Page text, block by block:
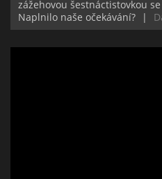
zážehovou šestnáctistovkou
Naplnilo naše očekávání?
|